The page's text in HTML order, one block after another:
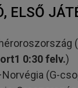
ELSŐ
0:30 felv.)
(G-